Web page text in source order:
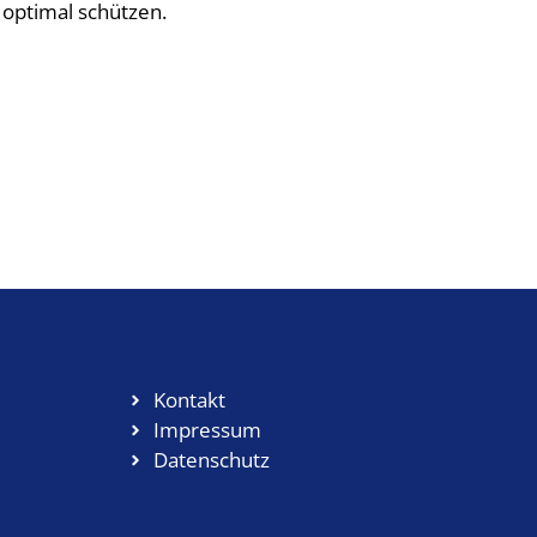
schützen.
Kontakt
Impressum
Datenschutz